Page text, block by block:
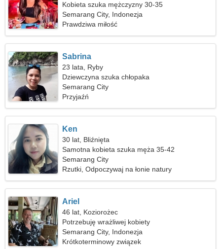
Kobieta szuka mężczyzny 30-35
Semarang City, Indonezja
Prawdziwa miłość
Sabrina
23 lata, Ryby
Dziewczyna szuka chłopaka
Semarang City
Przyjaźń
Ken
30 lat, Bliźnięta
Samotna kobieta szuka męża 35-42
Semarang City
Rzutki, Odpoczywaj na łonie natury
Ariel
46 lat, Koziorożec
Potrzebuję wrażliwej kobiety
Semarang City, Indonezja
Krótkoterminowy związek